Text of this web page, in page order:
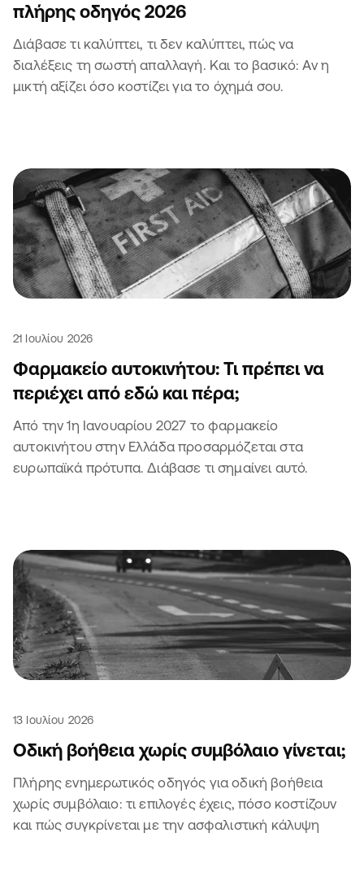
πλήρης οδηγός 2026
Διάβασε τι καλύπτει, τι δεν καλύπτει, πώς να
διαλέξεις τη σωστή απαλλαγή. Και το βασικό: Αν η
μικτή αξίζει όσο κοστίζει για το όχημά σου.
21 Ιουλίου 2026
Φαρμακείο αυτοκινήτου: Τι πρέπει να
περιέχει από εδώ και πέρα;
Από την 1η Ιανουαρίου 2027 το φαρμακείο
αυτοκινήτου στην Ελλάδα προσαρμόζεται στα
ευρωπαϊκά πρότυπα. Διάβασε τι σημαίνει αυτό.
13 Ιουλίου 2026
Οδική βοήθεια χωρίς συμβόλαιο γίνεται;
Πλήρης ενημερωτικός οδηγός για οδική βοήθεια
χωρίς συμβόλαιο: τι επιλογές έχεις, πόσο κοστίζουν
και πώς συγκρίνεται με την ασφαλιστική κάλυψη